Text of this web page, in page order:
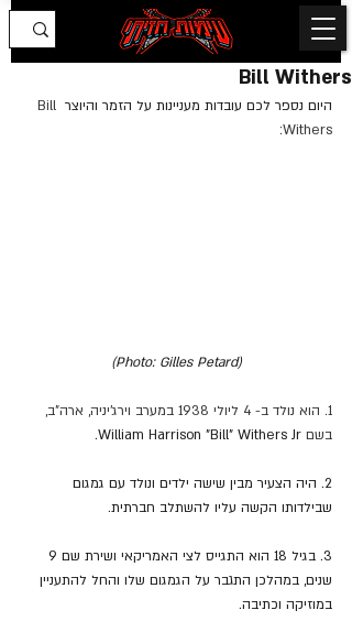
Bill Withers
היום נספר לכם עובדות מעניינות על הזמר והיוצר Bill
Withers:
(Photo: Gilles Petard)
1. הוא נולד ב- 4 ליולי 1938 במערב וירג'יניה, ארה"ב,
בשם William Harrison "Bill" Withers Jr.
2. היה הצעיר מבין שישה ילדים ונולד עם גמגום
שבילדותו הקשה עליו להשתלב חברתית.
שנים, במהלכן התגבר על הגמגום שלו והחל להתעניין
במוזיקה וכתיבה.